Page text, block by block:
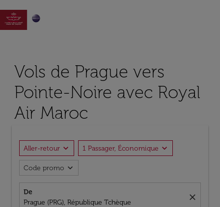

Vols de Prague vers
Pointe-Noire avec Royal
Air Maroc
Aller-retour expand_more 1 Passager, Économique expand_more
Code promo expand_more
De
Prague (PRG), République Tchèque
close